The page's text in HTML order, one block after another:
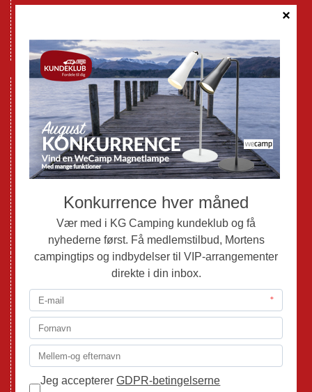
GPDR - Optagelse af foto og video
Nye Campingvogne
Nye Autocampere og Vans
Brugte Campingvogne
Brugte Autocampere og Vans
Webshop
Mortens Campingtips
KG Camping Kundeklub
Nyheder
Adria
Adria Autocampere
Eriba
Fendt
Hobby
Randger Van